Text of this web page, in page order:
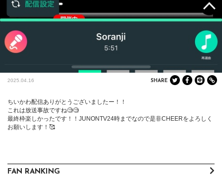
2025.04.16 SHARE
ちいかわ配信ありがとうございましたー！！
これは放送事故ですね🧐🧐
最終枠楽しかったです！！JUNONTV24時までなので是非CHEERをよろしく
お願いします！🥰
FAN RANKING